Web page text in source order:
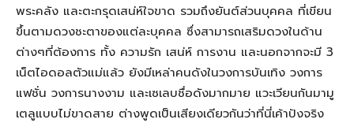
พระคลัง และตะกรุดเสน่ห์ใจขาด รวมถึงยันต์ส่วนบุคคล ที่เขียน
ขึ้นตามดวงชะตาของแต่ละบุคคล ซึ่งสามารถเสริมดวงในด้าน
ต่างๆที่ต้องการ ทั้ง ความรัก เสน่ห์ การงาน และนอกจากจะมี 3
เน็ตไอดอลตัวแม่แล้ว ยังมีเหล่าคนดังในวงการบันเทิง วงการ
แฟชั่น วงการนางงาม และเซเลบชื่อดังมากมาย แวะเวียนกันมามู
เตลูแบบไม่ขาดสาย ต่างพูดเป็นเสียงเดียวกันว่าที่นี่เค้าปังจริง